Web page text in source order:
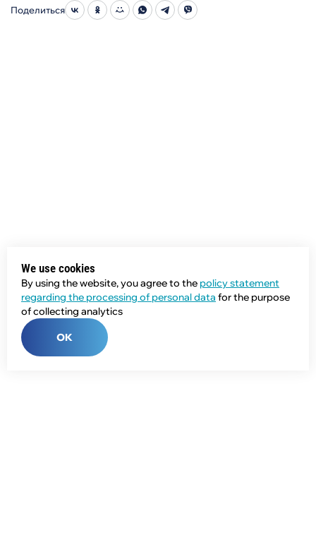
Поделиться
We use cookies
By using the website, you agree to the policy statement
regarding the processing of personal data for the purpose
of collecting analytics
OK